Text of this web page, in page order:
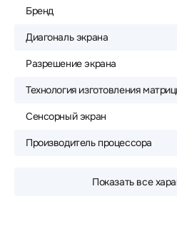
Бренд
Диагональ экрана
Разрешение экрана
Технология изготовления
Сенсорный экран
Производитель процессора
Показать все